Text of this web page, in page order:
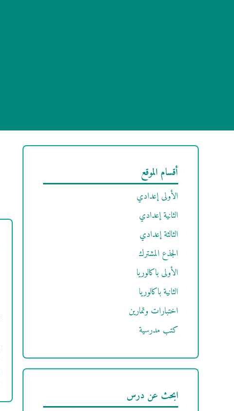
أقسام الموقع
الأولى إعدادي
الثانية إعدادي
الثالثة إعدادي
الجذع المشترك
الأولى باكالوريا
الثانية باكالوريا
اختبارات وتمارين
كتب مدرسية
ابحث عن درس